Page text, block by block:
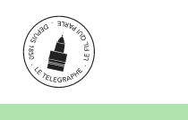
Aller au contenu principal